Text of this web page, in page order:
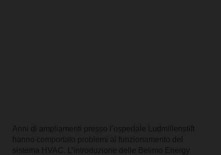
Anni di ampliamenti presso l’ospedale Ludmillenstift
hanno comportato problemi al funzionamento del
sistema HVAC. L’introduzione delle Belimo Energy